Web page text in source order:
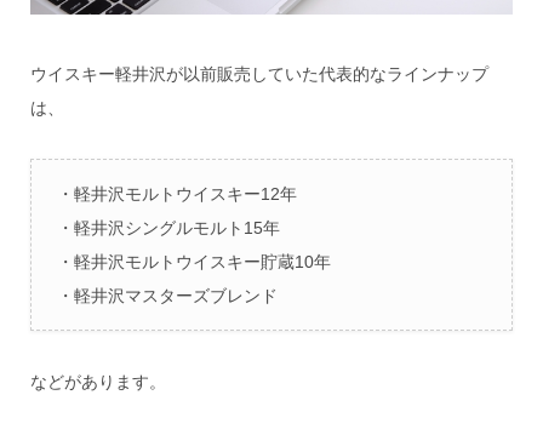
ウイスキー軽井沢が以前販売していた代表的なラインナップ
は、
・軽井沢モルトウイスキー12年
・軽井沢シングルモルト15年
・軽井沢モルトウイスキー貯蔵10年
・軽井沢マスターズブレンド
などがあります。